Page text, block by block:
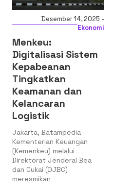
Desember 14, 2025 -
Ekonomi
Menkeu:
Digitalisasi Sistem
Kepabeanan
Tingkatkan
Keamanan dan
Kelancaran
Logistik
Jakarta, Batampedia –
Kementerian Keuangan
(Kemenkeu) melalui
Direktorat Jenderal Bea
dan Cukai (DJBC)
meresmikan